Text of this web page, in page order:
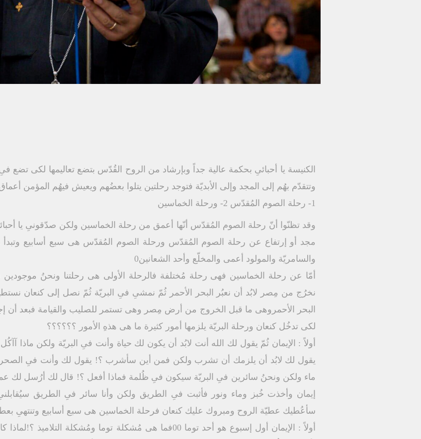
الكنيسة يا أحبائىِ بحكمة عالية جداً وبإرشاد من الروح القُدّس بتضع تعاليمها لكى تضع
وتتقدّم بهُم إلى المجد وإلى الأبديّة فتوجد رحلتين يتلوا بعضُهم ويعيش فيهُم المؤمن
1- رحلة الصوم المُقدّس 2- ورحلة الخماسين
وقد تظنّوا أنّ رحلة الصوم المُقدّس أنّها أعمق من رحلة الخماسين ولكن صدّقونىِ يا
مجد أو إرتفاع عن رحلة الصوم المُقدّس ورحلة الصوم المُقدّس هى سبع أسابيع وتبدأ
والسامريّة والمولود أعمى والمخلّع وأحد الشعانين0
أمّا عن رحلة الخماسين فهى رحلة مُختلفة فالرحلة الأولى هى رحلتنا ونحنُ
نخرُج من مِصر لابُد أن نعبُر البحر الأحمر ثُمّ نمشىِ فىِ البريّة ثُمّ نصل إلى كنعان
البحر الأحمروهى ما قبل الخروج من أرض مِصر وهى تستمر للصليب والقيامة فبعد أن
لكى تدخُل كنعان ورحلة البريّة يلزمها أمور كثيرة ما هى هذهِ الأمور ؟؟؟؟؟؟
أولاً : الإيمان ثُمّ يقول لك الله أنت لابُد أن يكون لك حياة وأنت فىِ البريّة ولكن ماذا
يقول لك لابُد أن يلزمك أن تشرب ولكن فمن أين سأشرب ؟! يقول لك وأنت فىِ
ماء ولكن ونحنُ سائرين فىِ البريّة سيكون فىِ ظُلمة فماذا أفعل ؟! قال لك أرُسل لك
إيمان وأخذت خُبز وماء ونور فأثبت فىِ الطريق ولكن وأنا سائر فىِ الطريق
سأعُطيك عطيّة الروح ومبروك عليك كنعان فرحلة الخماسين هى سبع أسابيع وتنتهىِ
أولاً : الإيمان أول إسبوع هو أحد توما 00فما هى مُشكلة توما ومُشكلة